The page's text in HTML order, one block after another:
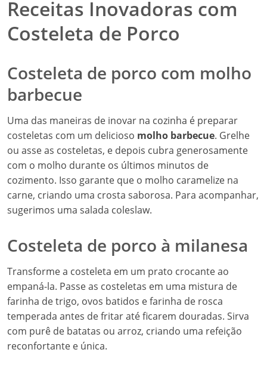
Receitas Inovadoras com
Costeleta de Porco
Costeleta de porco com molho
barbecue
Uma das maneiras de inovar na cozinha é preparar
costeletas com um delicioso molho barbecue. Grelhe
ou asse as costeletas, e depois cubra generosamente
com o molho durante os últimos minutos de
cozimento. Isso garante que o molho caramelize na
carne, criando uma crosta saborosa. Para acompanhar,
sugerimos uma salada coleslaw.
Costeleta de porco à milanesa
Transforme a costeleta em um prato crocante ao
empaná-la. Passe as costeletas em uma mistura de
farinha de trigo, ovos batidos e farinha de rosca
temperada antes de fritar até ficarem douradas. Sirva
com purê de batatas ou arroz, criando uma refeição
reconfortante e única.